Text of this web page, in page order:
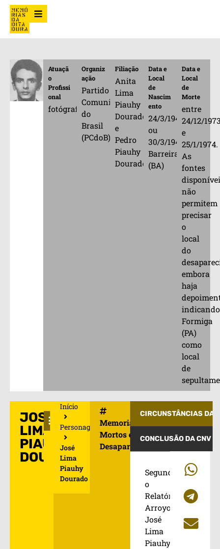
Atuaçã
o
Profissi
onal
fotógrafo/cinegrafista
Organiz
ação
Partido
Comunista
do
Brasil
(PCdoB)
Filiação
Anita
Lima
Piauhy
Dourado
e
Pedro
Piauhy
Dourado
Data e
Local
de
Nascim
ento
24/3/1946
ou
30/3/1946,
Barreiras
(BA)
Data e
Local
de
Morte
entre
24/12/
e
25/1/1974.
As
fontes
não
permitem
precisar
o
local
do
embora
haja
indicando
Formiga
(PA)
como
local
de
JOSÉ
LIMA
PIAUHY
DOURADO
Início
Personagens
José
Lima
Piauhy
Dourado
Memorial de
Mortos e
Desaparecidos
CIRCUNSTÂNCIAS DA
CONCLUSÃO DA CNV
Segundo
o
Relatório
Arroyo,
José
Lima
Piauhy